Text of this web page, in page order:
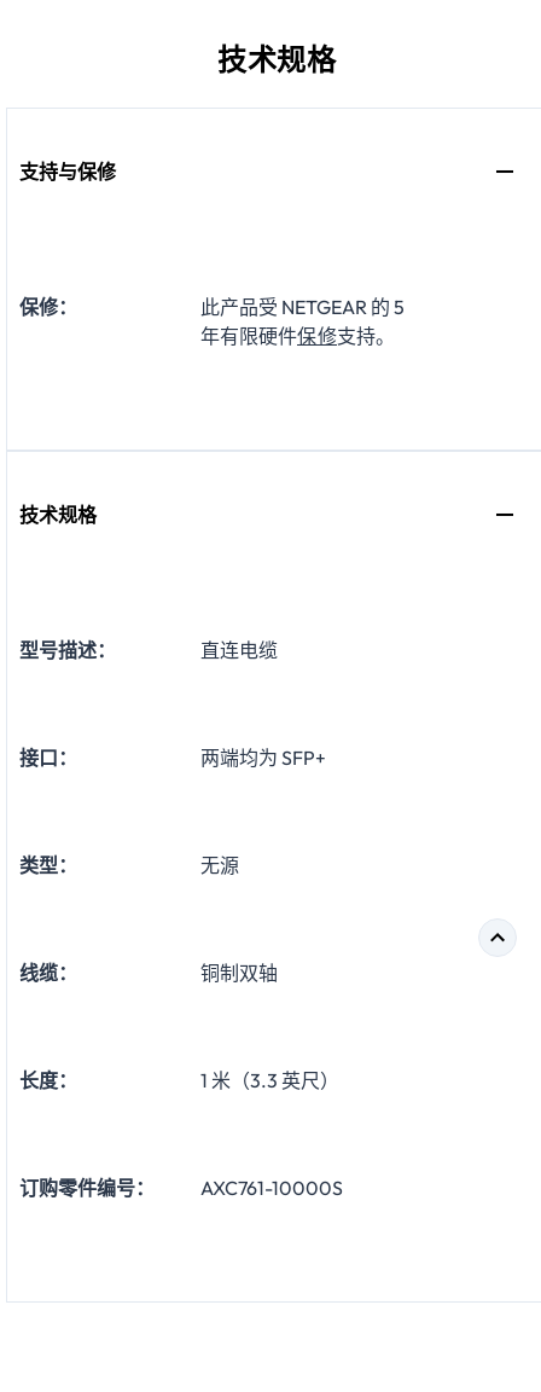
技术规格
支持与保修
保修：
此产品受 NETGEAR 的 5
年有限硬件保修支持。
技术规格
型号描述： 直连电缆
接口： 两端均为 SFP+
类型： 无源
线缆： 铜制双轴
长度： 1 米（3.3 英尺）
订购零件编号： AXC761-10000S